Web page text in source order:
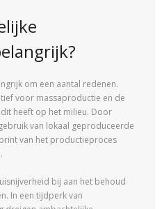
om een aantal redenen.
voor massaproductie en de
heeft op het milieu. Door
van lokaal geproduceerde
van het productieproces
bij aan het behoud
In een tijdperk van